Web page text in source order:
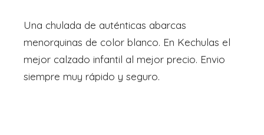
Una chulada de auténticas abarcas
menorquinas de color blanco. En Kechulas el
mejor calzado infantil al mejor precio. Envio
siempre muy rápido y seguro.